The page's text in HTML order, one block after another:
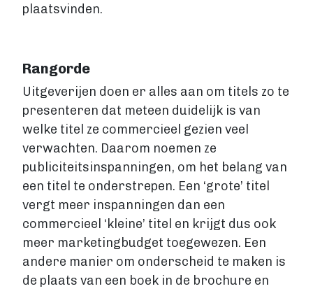
plaatsvinden.
Rangorde
Uitgeverijen doen er alles aan om titels zo te
presenteren dat meteen duidelijk is van
welke titel ze commercieel gezien veel
verwachten. Daarom noemen ze
publiciteitsinspanningen, om het belang van
een titel te onderstrepen. Een ‘grote’ titel
vergt meer inspanningen dan een
commercieel ‘kleine’ titel en krijgt dus ook
meer marketingbudget toegewezen. Een
andere manier om onderscheid te maken is
de plaats van een boek in de brochure en